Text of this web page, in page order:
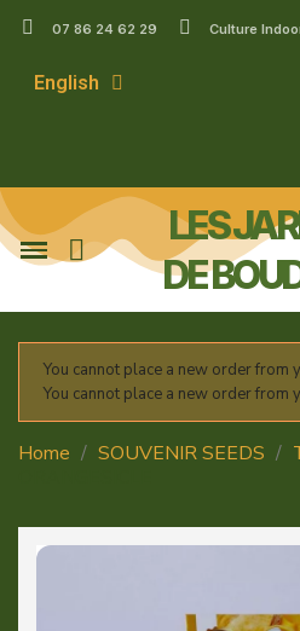
07 86 24 62 29 Culture
English
LES
DE
You cannot place a new order from
You cannot place a new order from
Home SOUVENIR SEEDS